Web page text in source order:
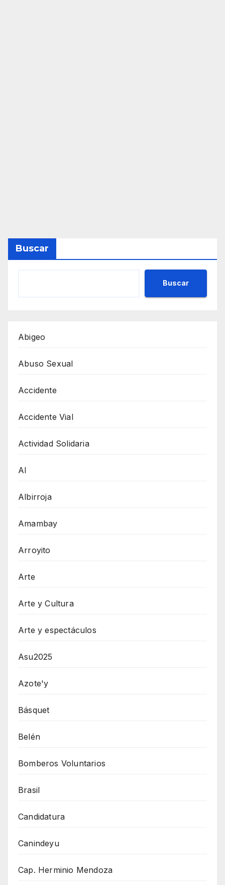
Buscar
Buscar
Abigeo
Abuso Sexual
Accidente
Accidente Vial
Actividad Solidaria
AI
Albirroja
Amambay
Arroyito
Arte
Arte y Cultura
Arte y espectáculos
Asu2025
Azote'y
Básquet
Belén
Bomberos Voluntarios
Brasil
Candidatura
Canindeyu
Cap. Herminio Mendoza